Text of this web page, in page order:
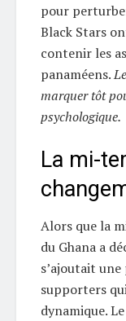
pour
Black Stars
contenir les
panaméens.
marquer tôt
psychologique.
La mi-
Alors que la
du Ghana a
s’ajoutait
supporters
dynamique.